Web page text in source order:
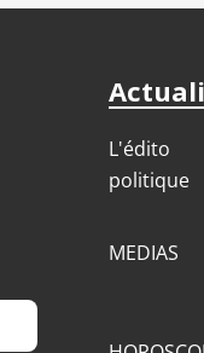
Saison
Saison
L'édito
politique
MEDIAS